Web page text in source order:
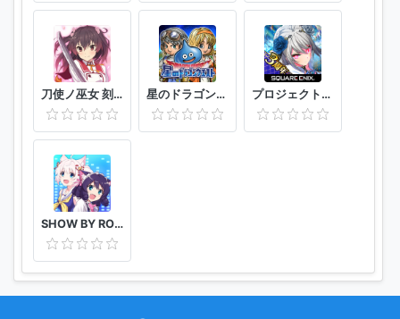
刀使ノ巫女 刻みし一閃の燈火 星のドラゴンクエスト プロジェクト東京ドールズ :美少女タップアクションRPG
SHOW BY ROCK!! Fes A Live